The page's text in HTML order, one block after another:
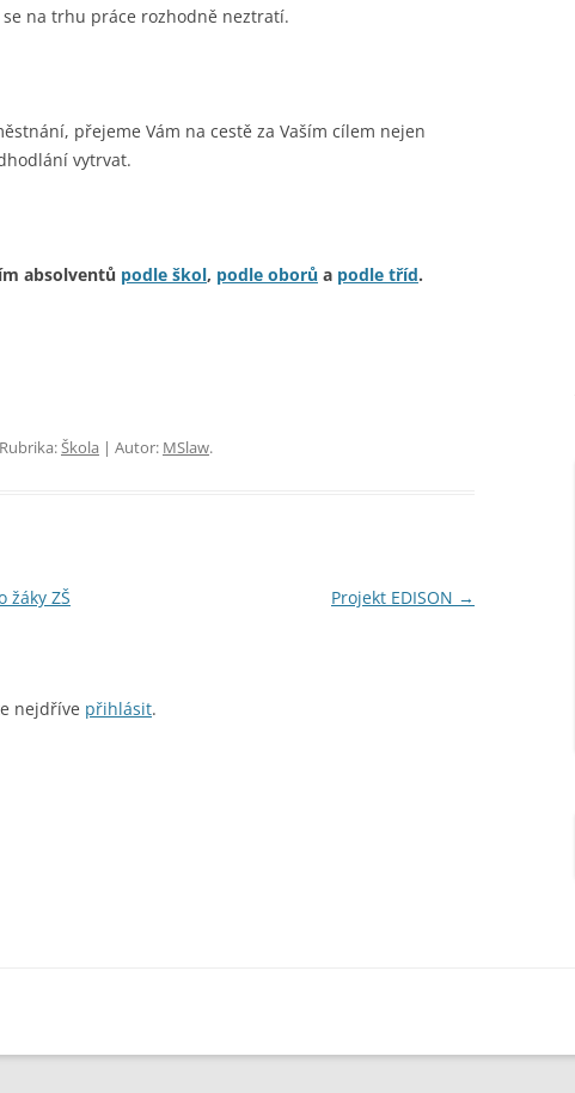
VEŘEJNOSPRÁVNÍ ČINNOST
na trhu práce rozhodně neztratí.
přejeme Vám na cestě za Vaším cílem nejen
vytrvat.
absolventů podle škol, podle oborůa podle tříd.
Škola | Autor: MSlaw.
žáky ZŠ Projekt EDISON →
nejdříve přihlásit.